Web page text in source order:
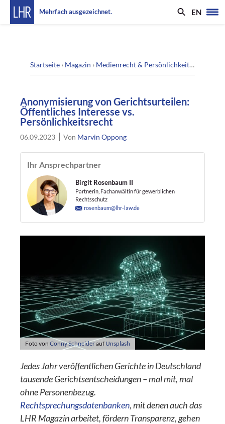
Mehrfach ausgezeichnet. EN
Startseite › Magazin › Medienrecht & Persönlichkeitsrecht
Anonymisierung von Gerichtsurteilen:
Öffentliches Interesse vs.
Persönlichkeitsrecht
06.09.2023 Von Marvin Oppong
Ihr Ansprechpartner
Birgit Rosenbaum II
Partnerin, Fachanwältin für gewerblichen
Rechtsschutz
rosenbaum@lhr-law.de
Foto vonConny Schneiderauf Unsplash
Jedes Jahr veröffentlichen Gerichte in Deutschland
tausende Gerichtsentscheidungen – mal mit, mal
ohne Personenbezug.
Rechtsprechungsdatenbanken, mit denen auch das
LHR Magazin arbeitet, fördern Transparenz, gehen